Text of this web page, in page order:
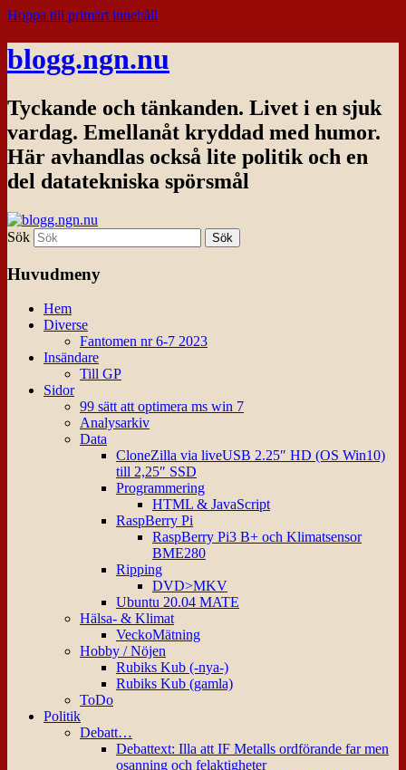
Hoppa till primärt innehåll
blogg.ngn.nu
Tyckande och tänkanden. Livet i en sjuk
vardag. Emellanåt kryddad med humor.
Här avhandlas också lite politik och en
del datatekniska spörsmål
Sök
Huvudmeny
Hem
Diverse
Fantomen nr 6-7 2023
Insändare
Till GP
Sidor
99 sätt att optimera ms win 7
Analysarkiv
Data
CloneZilla via liveUSB 2.25″ HD (OS Win10)
till 2,25″ SSD
Programmering
HTML & JavaScript
RaspBerry Pi
RaspBerry Pi3 B+ och Klimatsensor
BME280
Ripping
DVD>MKV
Ubuntu 20.04 MATE
Hälsa- & Klimat
VeckoMätning
Hobby / Nöjen
Rubiks Kub (-nya-)
Rubiks Kub (gamla)
ToDo
Politik
Debatt…
Debattext: Illa att IF Metalls ordförande far men
osanning och felaktigheter